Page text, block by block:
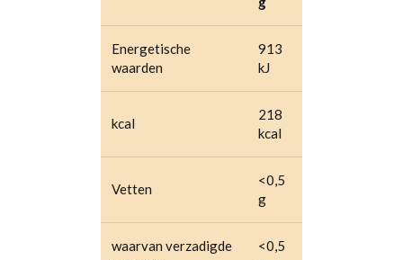
Energetische
waarden
913
kJ
kcal
218
kcal
Vetten
<0,5
g
waarvan verzadigde
<0,5